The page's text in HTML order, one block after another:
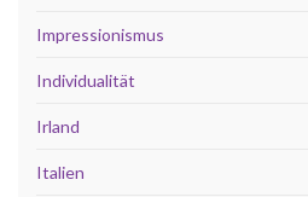
Impressionismus
Individualität
Irland
Italien